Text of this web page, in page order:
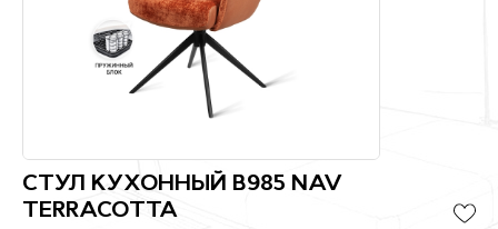
СТУЛ КУХОННЫЙ B985 NAV
TERRACOTTA